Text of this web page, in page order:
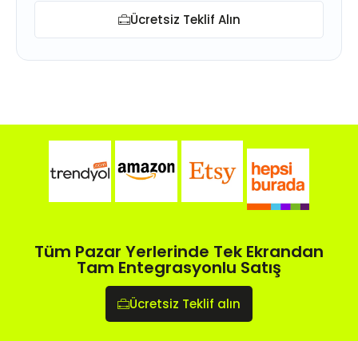
Ücretsiz Teklif Alın
Tüm Pazar Yerlerinde Tek Ekrandan
Tam Entegrasyonlu Satış
Ücretsiz Teklif alın